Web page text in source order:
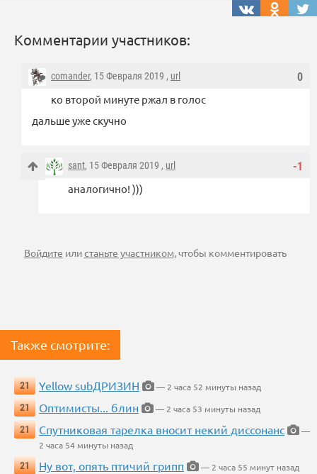
Комментарии участников:
0
comander, 15 Февраля 2019 , url
ко второй минуте ржал в голос
дальше уже скучно
-1
sant, 15 Февраля 2019 , url
аналогично! )))
Войдите илистаньте участником, чтобы комментировать
Также смотрите:
21 Yellow subДРИЗИН
— 2 часа 52 минуты назад
21
Оптимисты... блин
— 2 часа 53 минуты назад
21
Спутниковая тарелка вносит некий диссонанс
—
2 часа 54 минуты назад
21
Ну вот, опять птичий грипп
— 2 часа 55 минут назад